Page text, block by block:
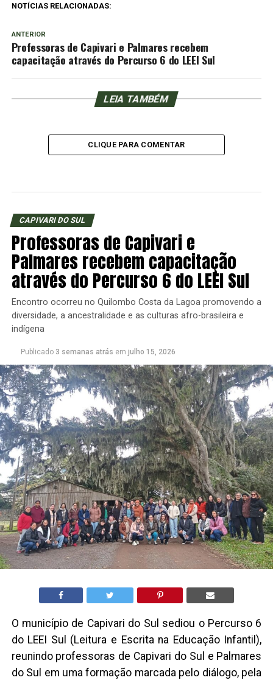
NOTÍCIAS RELACIONADAS:
ANTERIOR
Professoras de Capivari e Palmares recebem
capacitação através do Percurso 6 do LEEI Sul
LEIA TAMBÉM
CLIQUE PARA COMENTAR
CAPIVARI DO SUL
Professoras de Capivari e
Palmares recebem capacitação
através do Percurso 6 do LEEI Sul
Encontro ocorreu no Quilombo Costa da Lagoa promovendo a
diversidade, a ancestralidade e as culturas afro-brasileira e
indígena
Publicado 3 semanas atrás em julho 15, 2026
O município de Capivari do Sul sediou o Percurso 6
do LEEI Sul (Leitura e Escrita na Educação Infantil),
reunindo professoras de Capivari do Sul e Palmares
do Sul em uma formação marcada pelo diálogo, pela